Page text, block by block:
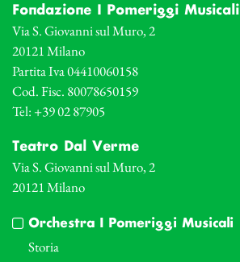
Fondazione I Pomeriggi Musicali
Via S. Giovanni sul Muro, 2
20121 Milano
Partita Iva 04410060158
Cod. Fisc. 80078650159
Tel: +39 02 87905
Teatro Dal Verme
Via S. Giovanni sul Muro, 2
20121 Milano
Orchestra I Pomeriggi Musicali
Storia